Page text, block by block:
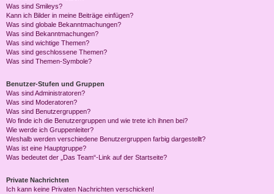
Was sind Smileys?
Kann ich Bilder in meine Beiträge einfügen?
Was sind globale Bekanntmachungen?
Was sind Bekanntmachungen?
Was sind wichtige Themen?
Was sind geschlossene Themen?
Was sind Themen-Symbole?
Benutzer-Stufen und Gruppen
Was sind Administratoren?
Was sind Moderatoren?
Was sind Benutzergruppen?
Wo finde ich die Benutzergruppen und wie trete ich ihnen bei?
Wie werde ich Gruppenleiter?
Weshalb werden verschiedene Benutzergruppen farbig dargestellt?
Was ist eine Hauptgruppe?
Was bedeutet der „Das Team“-Link auf der Startseite?
Private Nachrichten
Ich kann keine Privaten Nachrichten verschicken!